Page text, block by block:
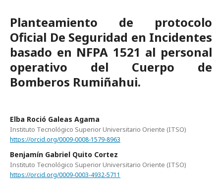
Planteamiento de protocolo
Oficial De Seguridad en Incidentes
basado en NFPA 1521 al personal
operativo del Cuerpo de
Bomberos Rumiñahui.
Elba Roció Galeas Agama
Instituto Tecnológico Superior Universitario Oriente (ITSO)
https://orcid.org/0009-0008-1579-8963
Benjamín Gabriel Quito Cortez
Instituto Tecnológico Superior Universitario Oriente (ITSO)
https://orcid.org/0009-0003-4932-5711